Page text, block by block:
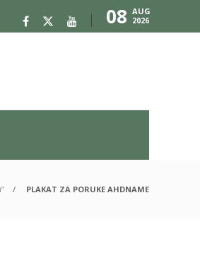
08 AUG
2026
PLAKAT ZA PORUKE AHDNAME